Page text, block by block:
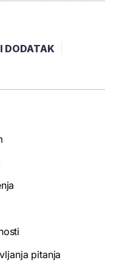
DODATAK
pitanja